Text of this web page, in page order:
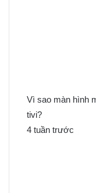
Vì sao màn hình
tivi?
4 tuần trước